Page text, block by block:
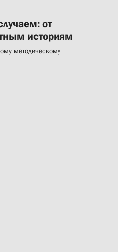
от
историям
методическому